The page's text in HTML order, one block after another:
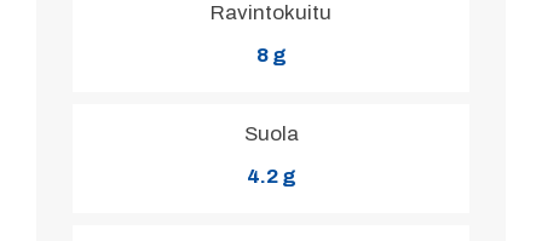
Ravintokuitu
8 g
Suola
4.2 g